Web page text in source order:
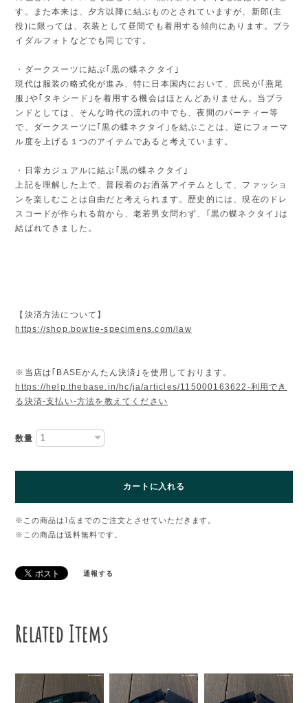
す。また本来は、夕方以降に結ぶものとされていますが、新郎(主
役)に限っては、衣装として昼間でも着用する傾向にあります。ブラ
イダルフォトなどでも同じです。
・ダークスーツに結ぶ｢黒の蝶ネクタイ｣
現代は服装の略式化が進み、特に日本国内において、庶民が｢燕尾
服｣や｢タキシード｣を着用する機会はほとんどありません。当ブラ
ンドとしては、そんな時代の流れの中でも、夜間のパーティー等
で、ダークスーツに｢黒の蝶ネクタイ｣を結ぶことは、逆にフォーマ
ル度を上げる１つのアイテムであると考えています。
・日常カジュアルに結ぶ｢黒の蝶ネクタイ｣
上記を理解した上で、普段着のお洒落アイテムとして、ファッショ
ンを楽しむことは自由だと考えられます。歴史的には、現在のドレ
スコードが作られる前から、老若男女問わず、｢黒の蝶ネクタイ｣は
結ばれてきました。
【決済方法について】
https://shop.bowtie-specimens.com/law
※当店は｢BASEかんたん決済｣を使用しております。
https://help.thebase.in/hc/ja/articles/115000163622-利用でき
る決済-支払い-方法を教えてください
数量
カートに入れる
※この商品は1点までのご注文とさせていただきます。
※この商品は送料無料です。
通報する
Related Items